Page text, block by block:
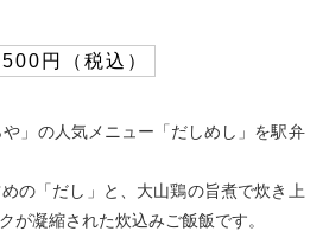
円（税込）
」の人気メニュー「だしめし」を駅弁
の「だし」と、大山鶏の旨煮で炊き上
が凝縮された炊込みご飯飯です。